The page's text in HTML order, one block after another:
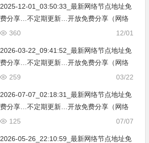
2025-12-01_03:50:33_最新网络节点地址免
费分享…不定期更新…开放免费分享（网络
免费节点香港|日本|韩国|新加坡|台湾|马来西
12/01
360
2026-03-22_09:41:52_最新网络节点地址免
费分享…不定期更新…开放免费分享（网络
免费节点香港|日本|韩国|新加坡|台湾|马来西
03/22
259
2026-07-07_02:18:31_最新网络节点地址免
费分享…不定期更新…开放免费分享（网络
免费节点香港|日本|韩国|新加坡|台湾|马来西
07/07
125
2026-05-26_22:10:59_最新网络节点地址免